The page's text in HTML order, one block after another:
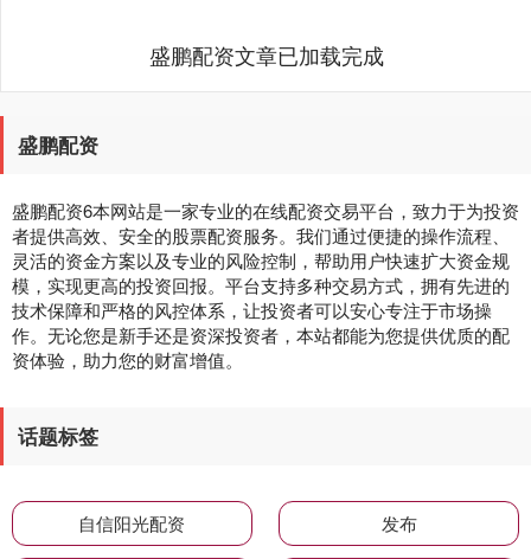
盛鹏配资文章已加载完成
盛鹏配资
盛鹏配资6本网站是一家专业的在线配资交易平台，致力于为投资
者提供高效、安全的股票配资服务。我们通过便捷的操作流程、
灵活的资金方案以及专业的风险控制，帮助用户快速扩大资金规
模，实现更高的投资回报。平台支持多种交易方式，拥有先进的
技术保障和严格的风控体系，让投资者可以安心专注于市场操
作。无论您是新手还是资深投资者，本站都能为您提供优质的配
资体验，助力您的财富增值。
话题标签
自信阳光配资 发布